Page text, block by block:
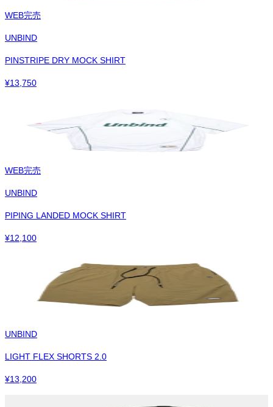
WEB完売
UNBIND
PINSTRIPE DRY MOCK SHIRT
¥13,750
WEB完売
UNBIND
PIPING LANDED MOCK SHIRT
¥12,100
UNBIND
LIGHT FLEX SHORTS 2.0
¥13,200